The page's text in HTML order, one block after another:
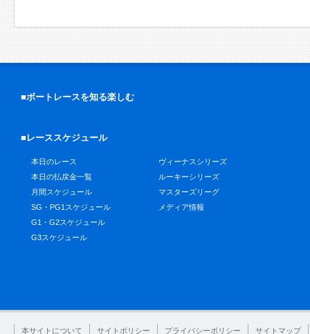
■ボートレースを知る楽しむ
■レーススケジュール
本日のレース
本日の払戻金一覧
月間スケジュール
SG・PG1スケジュール
G1・G2スケジュール
G3スケジュール
ヴィーナスシリーズ
ルーキーシリーズ
マスターズリーグ
メディア情報
本サイトについて サイトポリシー プライバシーポリシー サイトマップ